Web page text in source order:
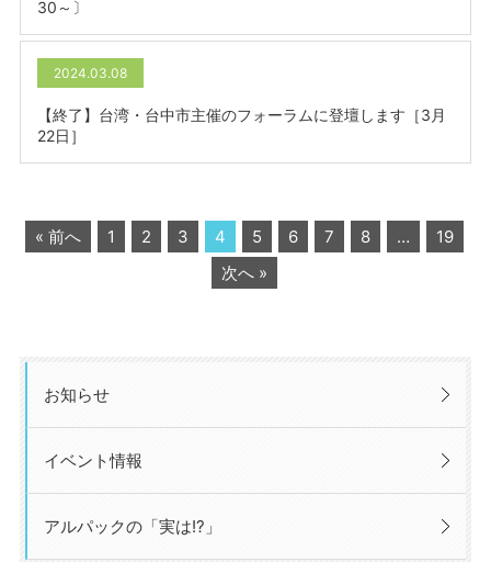
30～〕
2024.03.08
【終了】台湾・台中市主催のフォーラムに登壇します［3月
22日］
« 前へ 1 2 3 4 5 6 7 8 …
19
次へ »
お知らせ
イベント情報
アルパックの「実は!?」